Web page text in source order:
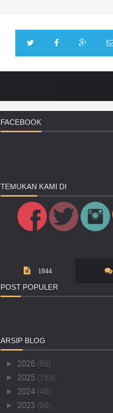
FACEBOOK
TEMUKAN KAMI DI
1844
POST POPULER
ARSIP BLOG
► 2026 (86)
► 2025 (153)
► 2024 (48)
► 2023 (90)